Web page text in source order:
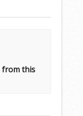
from this